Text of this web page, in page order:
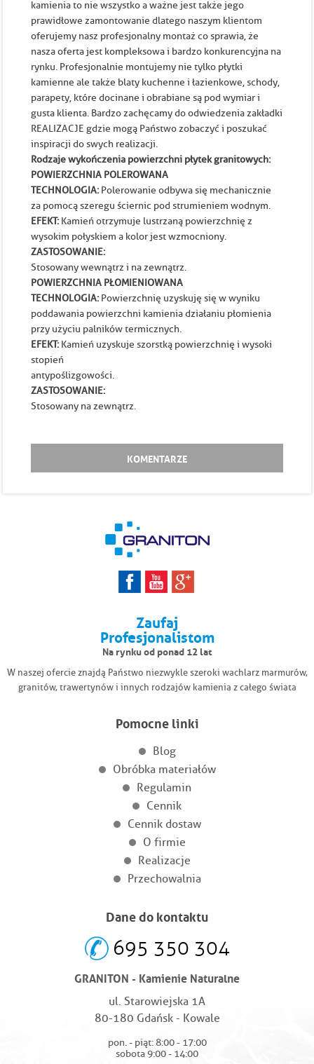
kamienia to nie wszystko a ważne jest także jego
prawidłowe zamontowanie dlatego naszym klientom
oferujemy nasz profesjonalny montaż co sprawia, że
nasza oferta jest kompleksowa i bardzo konkurencyjna na
rynku. Profesjonalnie montujemy nie tylko płytki
kamienne ale także blaty kuchenne i łazienkowe, schody,
parapety, które docinane i obrabiane są pod wymiar i
gusta klienta. Bardzo zachęcamy do odwiedzenia zakładki
REALIZACJE gdzie mogą Państwo zobaczyć i poszukać
inspiracji do swych realizacji.
Rodzaje wykończenia powierzchni płytek granitowych:
POWIERZCHNIA POLEROWANA
TECHNOLOGIA: Polerowanie odbywa się mechanicznie
za pomocą szeregu ściernic pod strumieniem wodnym.
EFEKT: Kamień otrzymuje lustrzaną powierzchnię z
wysokim połyskiem a kolor jest wzmocniony.
ZASTOSOWANIE:
Stosowany wewnątrz i na zewnątrz.
POWIERZCHNIA PŁOMIENIOWANA
TECHNOLOGIA: Powierzchnię uzyskuję się w wyniku
poddawania powierzchni kamienia działaniu płomienia
przy użyciu palników termicznych.
EFEKT: Kamień uzyskuje szorstką powierzchnię i wysoki
stopień
antypoślizgowości.
ZASTOSOWANIE:
Stosowany na zewnątrz.
KOMENTARZE
Zaufaj
Profesjonalistom
Na rynku od ponad 12 lat
W naszej ofercie znajdą Państwo niezwykle szeroki wachlarz marmurów,
granitów, trawertynów i innych rodzajów kamienia z całego świata
Pomocne linki
Blog
Obróbka materiałów
Regulamin
Cennik
Cennik dostaw
O firmie
Realizacje
Przechowalnia
Dane do kontaktu
695 350 304
GRANITON - Kamienie Naturalne
ul. Starowiejska 1A
80-180 Gdańsk - Kowale
pon. - piąt: 8:00 - 17:00
sobota 9:00 - 14:00